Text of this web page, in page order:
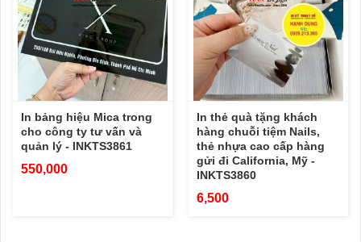
In bảng hiệu Mica trong
cho công ty tư vấn và
quản lý - INKTS3861
550,000
In thẻ quà tặng khách
hàng chuỗi tiệm Nails,
thẻ nhựa cao cấp hàng
gửi đi California, Mỹ -
INKTS3860
6,500